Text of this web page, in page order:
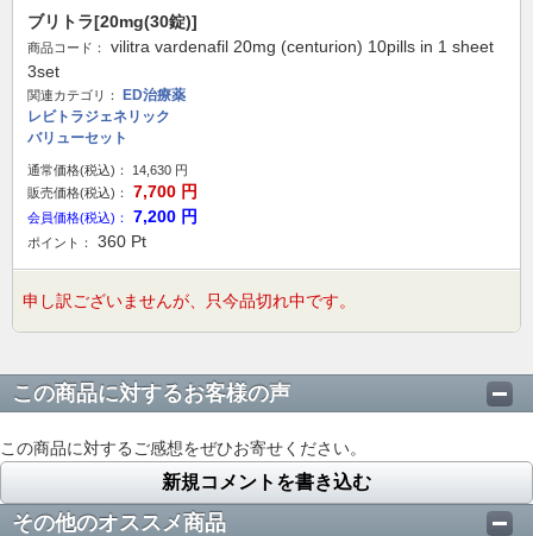
ブリトラ[20mg(30錠)]
商品コード：
vilitra vardenafil 20mg (centurion) 10pills in 1 sheet
3set
関連カテゴリ：
ED治療薬
レビトラジェネリック
バリューセット
通常価格(税込)： 14,630 円
販売価格(税込)：
7,700 円
会員価格(税込)： 7,200 円
ポイント： 360 Pt
申し訳ございませんが、只今品切れ中です。
この商品に対するお客様の声
この商品に対するご感想をぜひお寄せください。
新規コメントを書き込む
その他のオススメ商品